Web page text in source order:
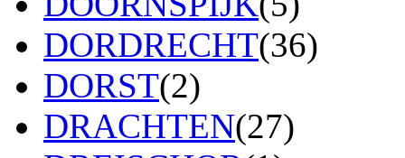
DORDRECHT(36)
DORST(2)
DRACHTEN(27)